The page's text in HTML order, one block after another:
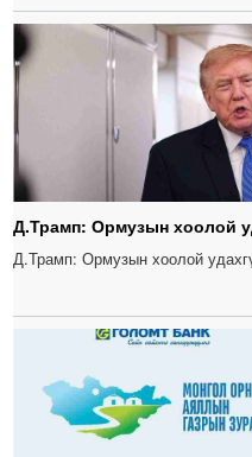
Д.Трамп: Ормузын хоолой
Д.Трамп: Ормузын хоолой